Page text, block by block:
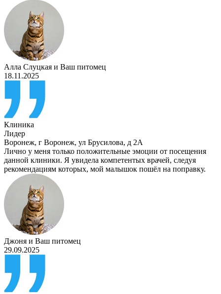
Алла Слуцкая и Ваш питомец
18.11.2025
Клиника
Лидер
Воронеж, г Воронеж, ул Брусилова, д 2А
Лично у меня только положительные эмоции от посещения
данной клиники. Я увидела компетентых врачей, следуя
рекомендациям которых, мой малышок пошёл на поправку.
Джоня и Ваш питомец
29.09.2025